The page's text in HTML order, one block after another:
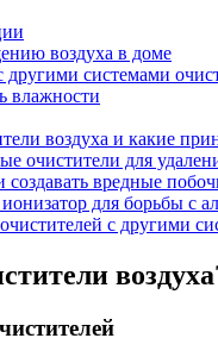
воздуха в доме
другими системами
влажности
воздуха и какие
очистители для
вредные
для борьбы с
с другими